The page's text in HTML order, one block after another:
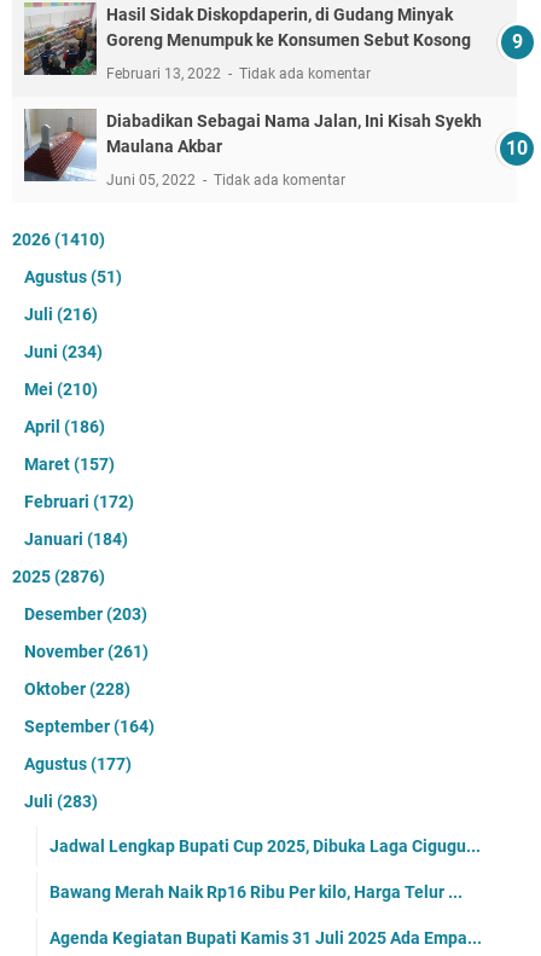
Hasil Sidak Diskopdaperin, di Gudang Minyak
Goreng Menumpuk ke Konsumen Sebut Kosong
Februari 13, 2022 Tidak ada komentar
Diabadikan Sebagai Nama Jalan, Ini Kisah Syekh
Maulana Akbar
Juni 05, 2022 Tidak ada komentar
2026(1410)
Agustus(51)
Juli (216)
Juni (234)
Mei (210)
April (186)
Maret(157)
Februari (172)
Januari (184)
2025(2876)
Desember(203)
November(261)
Oktober(228)
September(164)
Agustus(177)
Juli (283)
Jadwal Lengkap Bupati Cup 2025, Dibuka Laga Cigugu...
Bawang Merah Naik Rp16 Ribu Per kilo, Harga Telur ...
Agenda Kegiatan Bupati Kamis 31 Juli 2025 Ada Empa...